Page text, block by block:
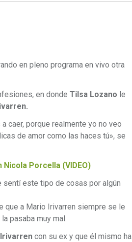
en pleno programa en vivo otra
en donde Tilsa Lozano le
caer, porque realmente yo no veo
de amor como las haces tú», se
Porcella (VIDEO)
sentí este tipo de cosas por algún
que a Mario Irivarren siempre se le
pasaba muy mal.
con su ex y que él mismo ha